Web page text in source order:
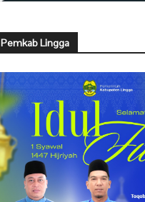
Pemkab Lingga